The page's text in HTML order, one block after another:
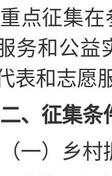
重点征集
务和公益
表和志愿
二、征集条
（一）乡